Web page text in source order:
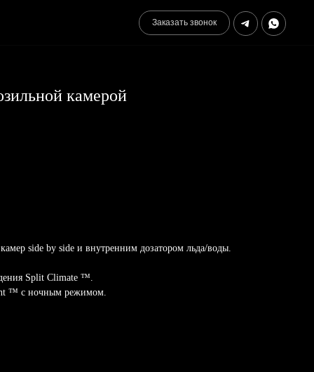
Заказать звонок
камерой
side by side и внутренним дозатором льда/воды.
Split Climate ™.
™ с ночным режимом.